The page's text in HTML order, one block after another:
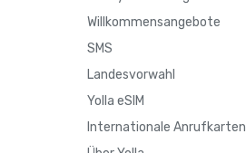
Willkommensangebote
SMS
Landesvorwahl
Yolla eSIM
Internationale Anrufkarten